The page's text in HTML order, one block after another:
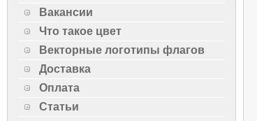
Вакансии
Что такое цвет
Векторные логотипы флагов
Доставка
Оплата
Статьи